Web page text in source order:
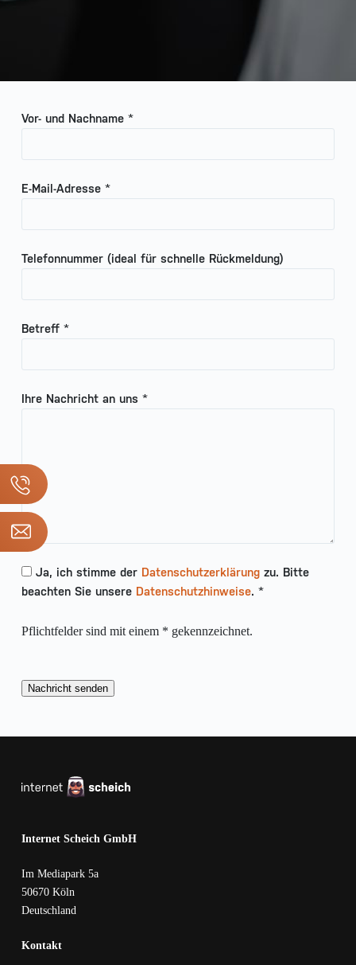
Vor- und Nachname *
E-Mail-Adresse *
Telefonnummer (ideal für schnelle Rückmeldung)
Betreff *
Ihre Nachricht an uns *
Ja, ich stimme der Datenschutzerklärungzu. Bitte
beachten Sie unsere Datenschutzhinweise. *
Pflichtfelder sind mit einem * gekennzeichnet.
Internet Scheich GmbH
Im Mediapark 5a
50670 Köln
Deutschland
Kontakt